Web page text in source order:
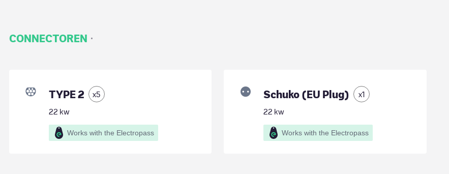
CONNECTOREN ·
TYPE 2 x5
22 kw
Works with the Electropass
Schuko (EU Plug) x1
22 kw
Works with the Electropass